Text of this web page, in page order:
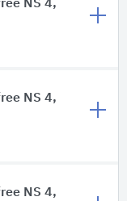
NS 4,
NS 4,
NS 4,